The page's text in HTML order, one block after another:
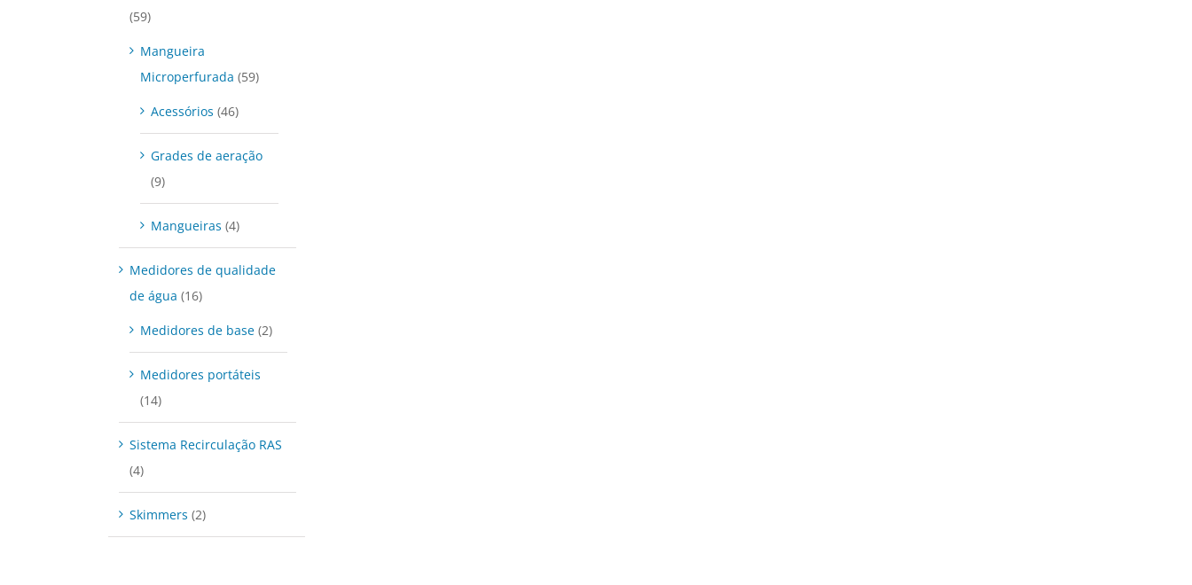
(59)
Mangueira
Microperfurada (59)
Acessórios (46)
Grades de aeração
(9)
Mangueiras (4)
Medidores de qualidade
de água (16)
Medidores de base (2)
Medidores portáteis
(14)
Sistema Recirculação RAS
(4)
Skimmers (2)